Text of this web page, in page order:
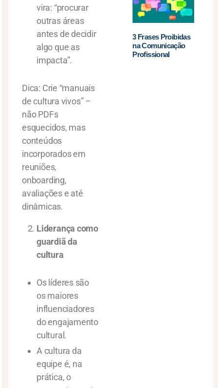
vira: “procurar
outras áreas
antes de decidir
algo que as
impacta”.
Dica: Crie “manuais
de cultura vivos” –
não PDFs
esquecidos, mas
conteúdos
incorporados em
reuniões,
onboarding,
avaliações e até
dinâmicas.
Liderança como
guardiã da
cultura
Os líderes são
os maiores
influenciadores
do engajamento
cultural.
A cultura da
equipe é, na
prática, o
3 Frases Proibidas
na Comunicação
Profissional